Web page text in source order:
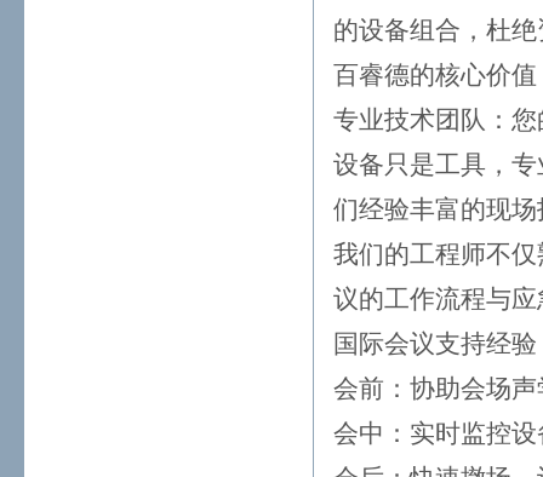
的设备组合，杜
百睿德的核心价
专业技术团队：
设备只是工具，
们经验丰富的现
我们的工程师不
议的工作流程与
国际会议支持经
会前：协助会场
会中：实时监控